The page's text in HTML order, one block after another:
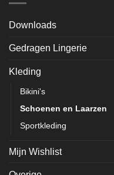
Downloads
Gedragen Lingerie
Kleding
Bikini's
Schoenen en Laarzen
Sportkleding
Mijn Wishlist